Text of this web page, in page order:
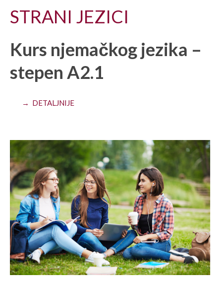
STRANI JEZICI
Kurs njemačkog jezika –
stepen A2.1
→ DETALJNIJE